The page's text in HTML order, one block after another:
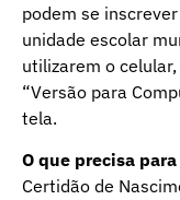
podem se
unidade escolar
utilizarem o
“Versão para
tela.
O que precisa
Certidão de